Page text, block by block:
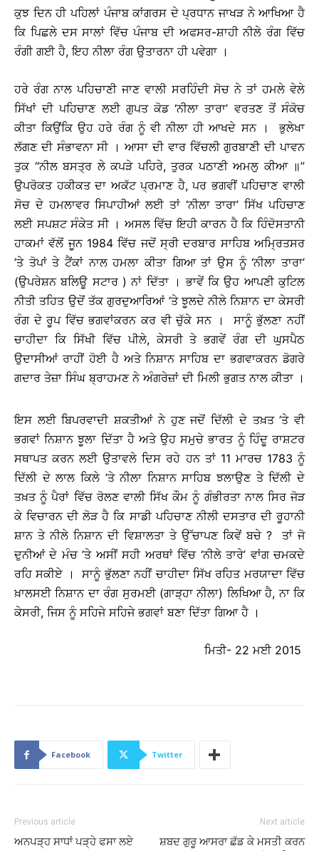
ਕੁਝ ਦਿਨ ਹੀ ਪਹਿਲਾਂ ਪੰਜਾਬ ਕਾਂਗਰਸ ਦੇ ਪ੍ਰਧਾਨ ਜਾਖੜ ਨੇ ਆਖਿਆ ਹੈ
ਕਿ ਪਿਛਲੇ ਦਸ ਸਾਲਾਂ ਵਿੱਚ ਪੰਜਾਬ ਦੀ ਅਫਸਰ-ਸ਼ਾਹੀ ਨੀਲੇ ਰੰਗ ਵਿੱਚ
ਰੰਗੀ ਗਈ ਹੈ, ਇਹ ਨੀਲਾ ਰੰਗ ਉਤਾਰਨਾ ਹੀ ਪਵੇਗਾ ।
ਹਰੇ ਰੰਗ ਨਾਲ ਪਹਿਚਾਣੀ ਜਾਣ ਵਾਲੀ ਸਰਹਿੰਦੀ ਸੋਚ ਨੇ ਤਾਂ ਹਮਲੇ ਵੇਲੇ
ਸਿੱਖਾਂ ਦੀ ਪਹਿਚਾਣ ਲਈ ਗੁਪਤ ਕੋਡ ‘ਨੀਲਾ ਤਾਰਾ’ ਵਰਤਣ ਤੋਂ ਸੰਕੋਚ
ਕੀਤਾ ਕਿਉਂਕਿ ਉਹ ਹਰੇ ਰੰਗ ਨੂੰ ਵੀ ਨੀਲਾ ਹੀ ਆਖਦੇ ਸਨ । ਭੁਲੇਖਾ
ਲੱਗਣ ਦੀ ਸੰਭਾਵਨਾ ਸੀ । ਆਸਾ ਦੀ ਵਾਰ ਵਿੱਚਲੀ ਗੁਰਬਾਣੀ ਦੀ ਪਾਵਨ
ਤੁਕ “ਨੀਲ ਬਸਤ੍ਰ ਲੇ ਕਪੜੇ ਪਹਿਰੇ, ਤੁਰਕ ਪਠਾਣੀ ਅਮਲੁ ਕੀਆ ॥”
ਉਪਰੋਕਤ ਹਕੀਕਤ ਦਾ ਅਕੱਟ ਪ੍ਰਮਾਣ ਹੈ, ਪਰ ਭਗਵੀਂ ਪਹਿਚਾਣ ਵਾਲੀ
ਸੋਚ ਦੇ ਹਮਲਾਵਰ ਸਿਪਾਹੀਆਂ ਲਈ ਤਾਂ ‘ਨੀਲਾ ਤਾਰਾ’ ਸਿੱਖ ਪਹਿਚਾਣ
ਲਈ ਸਪਸ਼ਟ ਸੰਕੇਤ ਸੀ । ਅਸਲ ਵਿੱਚ ਇਹੀ ਕਾਰਨ ਹੈ ਕਿ ਹਿੰਦੋਸਤਾਨੀ
ਹਾਕਮਾਂ ਵੱਲੋਂ ਜੂਨ 1984 ਵਿੱਚ ਜਦੋਂ ਸ੍ਰੀ ਦਰਬਾਰ ਸਾਹਿਬ ਅਮ੍ਰਿਤਸਰ
’ਤੇ ਤੋਪਾਂ ਤੇ ਟੈਂਕਾਂ ਨਾਲ ਹਮਲਾ ਕੀਤਾ ਗਿਆ ਤਾਂ ਉਸ ਨੂੰ ‘ਨੀਲਾ ਤਾਰਾ’
(ਉਪਰੇਸ਼ਨ ਬਲਿਊ ਸਟਾਰ ) ਨਾਂ ਦਿੱਤਾ । ਭਾਵੇਂ ਕਿ ਉਹ ਆਪਣੀ ਕੁਟਿਲ
ਨੀਤੀ ਤਹਿਤ ਉਦੋਂ ਤੱਕ ਗੁਰਦੁਆਰਿਆਂ ’ਤੇ ਝੂਲਦੇ ਨੀਲੇ ਨਿਸ਼ਾਨ ਦਾ ਕੇਸਰੀ
ਰੰਗ ਦੇ ਰੂਪ ਵਿੱਚ ਭਗਵਾਂਕਰਨ ਕਰ ਵੀ ਚੁੱਕੇ ਸਨ । ਸਾਨੂੰ ਭੁੱਲਣਾ ਨਹੀਂ
ਚਾਹੀਦਾ ਕਿ ਸਿੱਖੀ ਵਿੱਚ ਪੀਲੇ, ਕੇਸਰੀ ਤੇ ਭਗਵੇਂ ਰੰਗ ਦੀ ਘੁਸਪੈਠ
ਉਦਾਸੀਆਂ ਰਾਹੀਂ ਹੋਈ ਹੈ ਅਤੇ ਨਿਸ਼ਾਨ ਸਾਹਿਬ ਦਾ ਭਗਵਾਕਰਨ ਡੋਗਰੇ
ਗਦਾਰ ਤੇਜ਼ਾ ਸਿੰਘ ਬ੍ਰਾਹਮਣ ਨੇ ਅੰਗਰੇਜ਼ਾਂ ਦੀ ਮਿਲੀ ਭੁਗਤ ਨਾਲ ਕੀਤਾ ।
ਇਸ ਲਈ ਬਿਪਰਵਾਦੀ ਸ਼ਕਤੀਆਂ ਨੇ ਹੁਣ ਜਦੋਂ ਦਿੱਲੀ ਦੇ ਤਖ਼ਤ ’ਤੇ ਵੀ
ਭਗਵਾਂ ਨਿਸ਼ਾਨ ਝੂਲਾ ਦਿੱਤਾ ਹੈ ਅਤੇ ਉਹ ਸਮੁਚੇ ਭਾਰਤ ਨੂੰ ਹਿੰਦੂ ਰਾਸ਼ਟਰ
ਸਥਾਪਤ ਕਰਨ ਲਈ ਉਤਾਵਲੇ ਦਿਸ ਰਹੇ ਹਨ ਤਾਂ 11 ਮਾਰਚ 1783 ਨੂੰ
ਦਿੱਲੀ ਦੇ ਲਾਲ ਕਿਲੇ ’ਤੇ ਨੀਲਾ ਨਿਸ਼ਾਨ ਸਾਹਿਬ ਝਲਾਉਣ ਤੇ ਦਿੱਲੀ ਦੇ
ਤਖ਼ਤ ਨੂੰ ਪੈਰਾਂ ਵਿੱਚ ਰੋਲਣ ਵਾਲੀ ਸਿੱਖ ਕੌਮ ਨੂੰ ਗੰਭੀਰਤਾ ਨਾਲ ਸਿਰ ਜੋੜ
ਕੇ ਵਿਚਾਰਨ ਦੀ ਲੋੜ ਹੈ ਕਿ ਸਾਡੀ ਪਹਿਚਾਣ ਨੀਲੀ ਦਸਤਾਰ ਦੀ ਰੂਹਾਨੀ
ਸ਼ਾਨ ਤੇ ਨੀਲੇ ਨਿਸ਼ਾਨ ਦੀ ਵਿਸ਼ਾਲਤਾ ਤੇ ਉੱਚਾਪਣ ਕਿਵੇਂ ਬਚੇ ? ਤਾਂ ਜੋ
ਦੁਨੀਆਂ ਦੇ ਮੰਚ ’ਤੇ ਅਸੀਂ ਸਹੀ ਅਰਥਾਂ ਵਿੱਚ ‘ਨੀਲੇ ਤਾਰੇ’ ਵਾਂਗ ਚਮਕਦੇ
ਰਹਿ ਸਕੀਏ । ਸਾਨੂੰ ਭੁੱਲਣਾ ਨਹੀਂ ਚਾਹੀਦਾ ਸਿੱਖ ਰਹਿਤ ਮਰਯਾਦਾ ਵਿੱਚ
ਖ਼ਾਲਸਈ ਨਿਸ਼ਾਨ ਦਾ ਰੰਗ ਸੁਰਮਈ (ਗਾੜ੍ਹਾ ਨੀਲਾ) ਲਿਖਿਆ ਹੈ, ਨਾ ਕਿ
ਕੇਸਰੀ, ਜਿਸ ਨੂੰ ਸਹਿਜੇ ਸਹਿਜੇ ਭਗਵਾਂ ਬਣਾ ਦਿੱਤਾ ਗਿਆ ਹੈ ।
ਮਿਤੀ- 22 ਮਈ 2015
Facebook Twitter
Previous article
ਅਨਪੜ੍ਹ ਸਾਧਾਂ ਪੜ੍ਹੇ ਫਸਾ ਲਏ
Next article
ਸ਼ਬਦ ਗੁਰੂ ਆਸਰਾ ਛੱਡ ਕੇ ਮਸਤੀ ਕਰਨ